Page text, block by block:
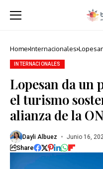
Home Internacionales
INTERNACIONALES
Lopesan da un
el turismo
alianza de la
Dayli Albuez Junio 16,
Share